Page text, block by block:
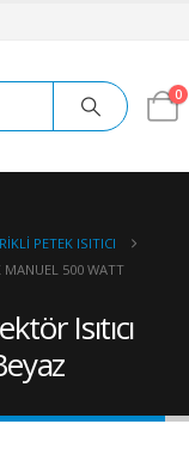
0
PETEK ISITICI
MANUEL 500 WATT
Isıtıcı